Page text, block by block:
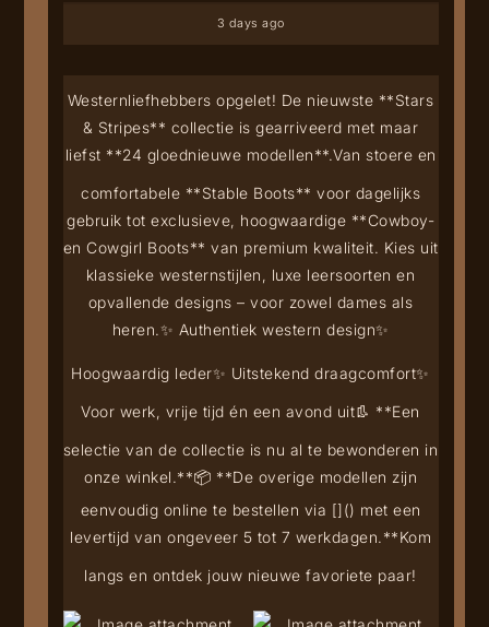
3 days ago
Westernliefhebbers opgelet! De nieuwste **Stars
& Stripes** collectie is gearriveerd met maar
liefst **24 gloednieuwe modellen**.Van stoere en
comfortabele **Stable Boots** voor dagelijks
gebruik tot exclusieve, hoogwaardige **Cowboy-
en Cowgirl Boots** van premium kwaliteit. Kies uit
klassieke westernstijlen, luxe leersoorten en
opvallende designs – voor zowel dames als
heren.✨ Authentiek western design✨
Hoogwaardig leder✨ Uitstekend draagcomfort✨
Voor werk, vrije tijd én een avond uit👢 **Een
selectie van de collectie is nu al te bewonderen in
onze winkel.**📦 **De overige modellen zijn
eenvoudig online te bestellen via []() met een
levertijd van ongeveer 5 tot 7 werkdagen.**Kom
langs en ontdek jouw nieuwe favoriete paar!